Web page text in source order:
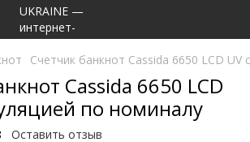
Счетчик банкнот Cassida 6650 LCD UV
Cassida 6650 LCD
по номиналу
Оставить отзыв